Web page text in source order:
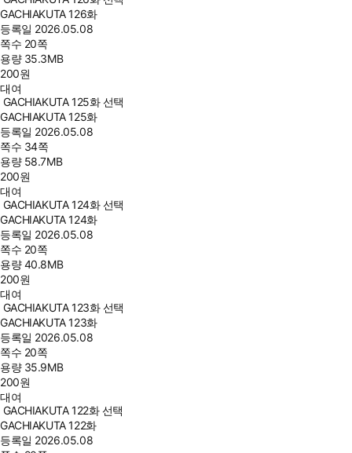
GACHIAKUTA 126화
등록일 2026.05.08
쪽수 20쪽
용량 35.3MB
200원
대여
GACHIAKUTA 125화 선택
GACHIAKUTA 125화
등록일 2026.05.08
쪽수 34쪽
용량 58.7MB
200원
대여
GACHIAKUTA 124화 선택
GACHIAKUTA 124화
등록일 2026.05.08
쪽수 20쪽
용량40.8MB
200원
대여
GACHIAKUTA 123화 선택
GACHIAKUTA 123화
등록일 2026.05.08
쪽수 20쪽
용량 35.9MB
200원
대여
GACHIAKUTA 122화 선택
GACHIAKUTA 122화
등록일 2026.05.08